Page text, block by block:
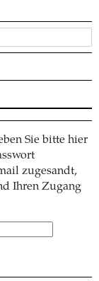
Sie bitte hier
zugesandt,
Ihren Zugang